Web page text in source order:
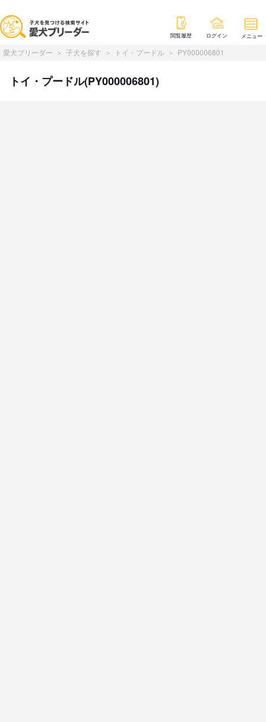
閲覧履歴 ログイン メニュー
愛犬ブリーダー 子犬を探す トイ・プードル PY000006801
トイ・プードル(PY000006801)